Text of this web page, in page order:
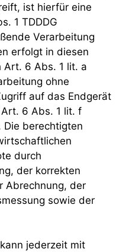
ist hierfür eine
1 TDDDG
Verarbeitung
erfolgt in diesen
Art. 6 Abs. 1 lit. a
ohne
auf das Endgerät
6 Abs. 1 lit. f
Die berechtigten
durch
der korrekten
Abrechnung, der
sowie der
jederzeit mit